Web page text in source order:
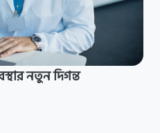
নতুন দিগন্ত